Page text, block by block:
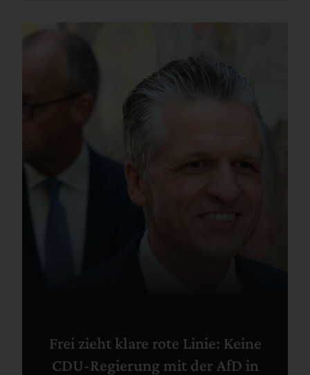
Frei zieht klare rote Linie: Keine
CDU-Regierung mit der AfD in